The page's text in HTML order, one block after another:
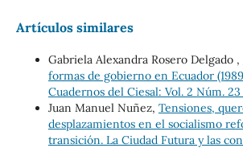
Artículos similares
Gabriela Alexandra Rosero Delgado ,
formas de gobierno en Ecuador
Cuadernos del Ciesal: Vol. 2 Núm.
Juan Manuel Nuñez, Tensiones,
desplazamientos en el socialismo
transición. La Ciudad Futura y las